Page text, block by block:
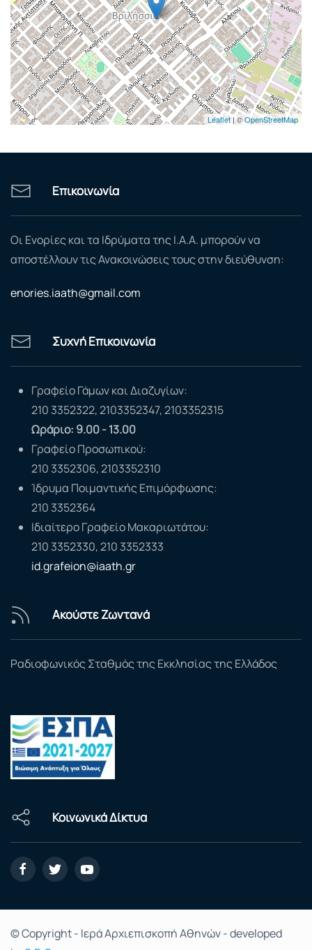
Leaflet| ©OpenStreetMap
Επικοινωνία
Οι Ενορίες και τα Ιδρύματα της Ι.Α.Α. μπορούν να
αποστέλλουν τις Ανακοινώσεις τους στην διεύθυνση:
enories.iaath@gmail.com
Συχνή Επικοινωνία
Γραφείο Γάμων και Διαζυγίων:
210 3352322, 2103352347, 2103352315
Ωράριο: 9.00 - 13.00
Γραφείο Προσωπικού:
210 3352306, 2103352310
Ίδρυμα Ποιμαντικής Επιμόρφωσης:
210 3352364
Ιδιαίτερο Γραφείο Μακαριωτάτου:
210 3352330, 210 3352333
id.grafeion@iaath.gr
Ακούστε Ζωντανά
Ραδιοφωνικός Σταθμός της Εκκλησίας της Ελλάδος
Κοινωνικά Δίκτυα
© Copyright - Ιερά Αρχιεπισκοπή Αθηνών - developed